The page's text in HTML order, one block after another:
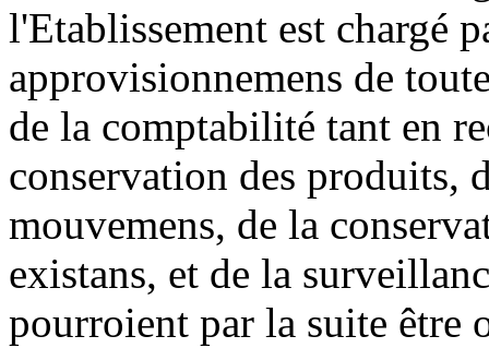
l'Etablissement est chargé
approvisionnemens de
de la comptabilité tant en
conservation des produits,
mouvemens, de la
existans, et de la
pourroient par la suite être